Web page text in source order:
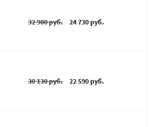
32 980 руб. 24 730 руб.
30 130 руб. 22 590 руб.